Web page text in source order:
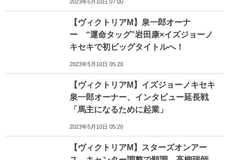
2023年5月10日 07:00
【ヴィクトリアM】泉一郎オーナ
ー “運命タッグ”岩田康×イズジョーノ
キセキで初ビッグタイトルへ！
2023年5月10日 05:20
【ヴィクトリアM】イズジョーノキセキ
泉一郎オーナー、インタビュー延長戦
「馬主になるために起業」
2023年5月10日 05:20
【ヴィクトリアM】スターズオンアー